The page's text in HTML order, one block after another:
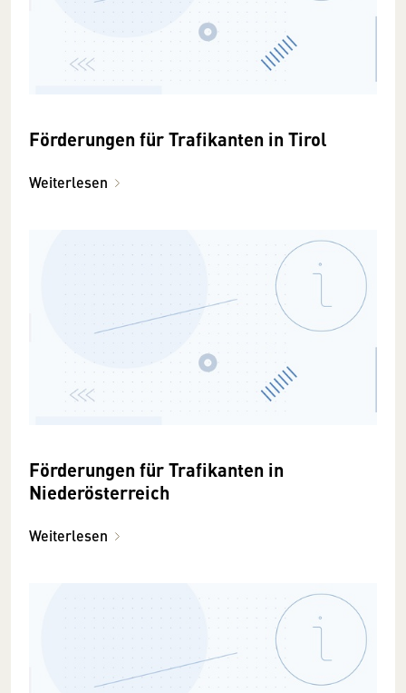
Förderungen für Trafikanten in Tirol
Weiterlesen
Förderungen für Trafikanten in
Niederösterreich
Weiterlesen